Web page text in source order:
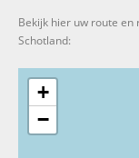
Bekijk hier uw route
Schotland:
+
−